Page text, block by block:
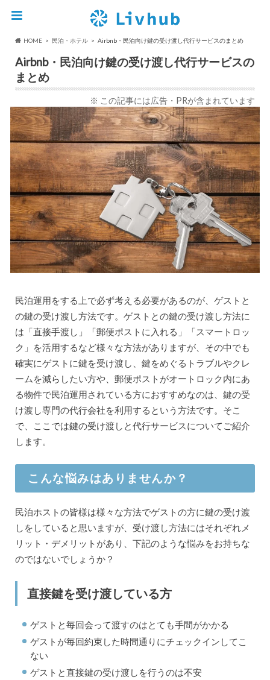
HOME 民泊・ホテル Airbnb・民泊向け鍵の受け渡し代行サービスのまとめ
Airbnb・民泊向け鍵の受け渡し代行サービスの
まとめ
※ この記事には広告・PRが含まれています
民泊運用をする上で必ず考える必要があるのが、ゲストと
の鍵の受け渡し方法です。ゲストとの鍵の受け渡し方法に
は「直接手渡し」「郵便ポストに入れる」「スマートロッ
ク」を活用するなど様々な方法がありますが、その中でも
確実にゲストに鍵を受け渡し、鍵をめぐるトラブルやクレ
ームを減らしたい方や、郵便ポストがオートロック内にあ
る物件で民泊運用されている方におすすめなのは、鍵の受
け渡し専門の代行会社を利用するという方法です。そこ
で、ここでは鍵の受け渡しと代行サービスについてご紹介
します。
こんな悩みはありませんか？
民泊ホストの皆様は様々な方法でゲストの方に鍵の受け渡
しをしていると思いますが、受け渡し方法にはそれぞれメ
リット・デメリットがあり、下記のような悩みをお持ちな
のではないでしょうか？
直接鍵を受け渡している方
ゲストと毎回会って渡すのはとても手間がかかる
ゲストが毎回約束した時間通りにチェックインしてこ
ない
ゲストと直接鍵の受け渡しを行うのは不安